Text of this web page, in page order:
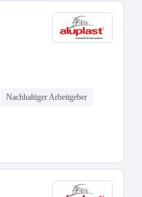
Nachhaltiger Arbeitgeber